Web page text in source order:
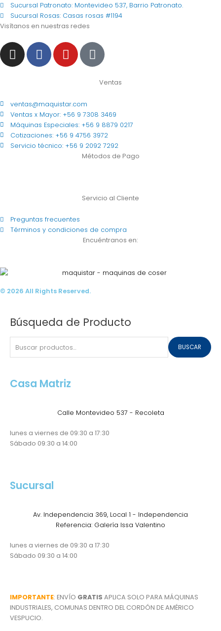
Sucursal Patronato: Montevideo 537, Barrio Patronato.
Sucursal Rosas: Casas rosas #1194
Visítanos en nuestras redes
I
n
s
g
r
a
m
F
a
c
o
o
k
Y
o
u
b
e
T
i
k
k
Ventas
ventas@maquistar.com
Ventas x Mayor: +56 9 7308 3469
Máquinas Especiales: +56 9 8879 0217
Cotizaciones: +56 9 4756 3972
Servicio técnico: +56 9 2092 7292
Métodos de Pago
Servicio al Cliente
Preguntas frecuentes
Términos y condiciones de compra
Encuéntranos en:
© 2026 All Rights Reserved.
Búsqueda de Producto
Buscar
BUSCAR
Casa Matriz
Calle Montevideo 537 - Recoleta
lunes a viernes de 09:30 a 17:30
Sábado 09:30 a 14:00
Sucursal
Av. Independencia 369, Local 1 - Independencia
Referencia: Galería Issa Valentino
lunes a viernes de 09:30 a 17:30
Sábado 09:30 a 14:00
IMPORTANTE: ENVÍO GRATIS APLICA SOLO PARA MÁQUINAS
INDUSTRIALES, COMUNAS DENTRO DEL CORDÓN DE AMÉRICO
VESPUCIO.